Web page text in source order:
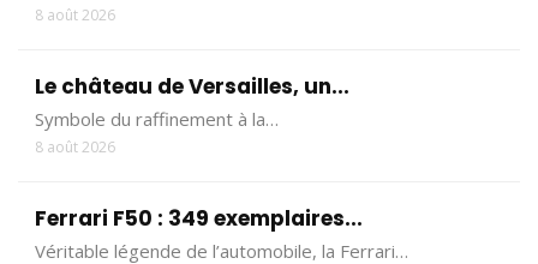
8 août 2026
Le château de Versailles, un...
Symbole du raffinement à la…
8 août 2026
Ferrari F50 : 349 exemplaires...
Véritable légende de l’automobile, la Ferrari…